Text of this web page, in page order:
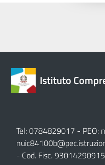
Istituto
Tel: 0784829017 - PEO:
- Cod. Fisc. 93014290915